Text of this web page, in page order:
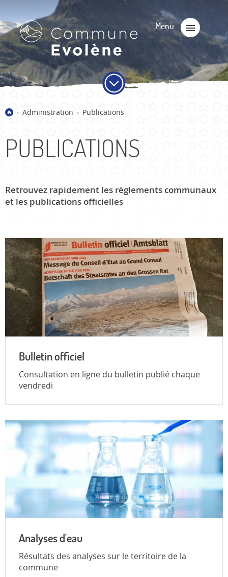
> Administration > Publications
PUBLICATIONS
Retrouvez rapidement les règlements communaux
et les publications officielles
Bulletin officiel
Consultation en ligne du bulletin publié chaque
vendredi
Analyses d'eau
Résultats des analyses sur le territoire de la
commune